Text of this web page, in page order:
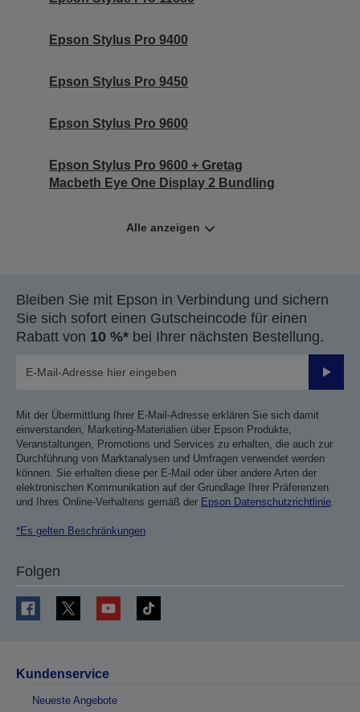
Epson Stylus Pro 9400
Epson Stylus Pro 9450
Epson Stylus Pro 9600
Epson Stylus Pro 9600 + Gretag
Macbeth Eye One Display 2 Bundling
Alle anzeigen
Bleiben Sie mit Epson in Verbindung und sichern
Sie sich sofort einen Gutscheincode für einen
Rabatt von 10 %* bei Ihrer nächsten Bestellung.
Mit der Übermittlung Ihrer E-Mail-Adresse erklären Sie sich damit
einverstanden, Marketing-Materialien über Epson Produkte,
Veranstaltungen, Promotions und Services zu erhalten, die auch zur
Durchführung von Marktanalysen und Umfragen verwendet werden
können. Sie erhalten diese per E-Mail oder über andere Arten der
elektronischen Kommunikation auf der Grundlage Ihrer Präferenzen
und Ihres Online-Verhaltens gemäß der Epson Datenschutzrichtlinie.
*Es gelten Beschränkungen
Folgen
Kundenservice
Neueste Angebote